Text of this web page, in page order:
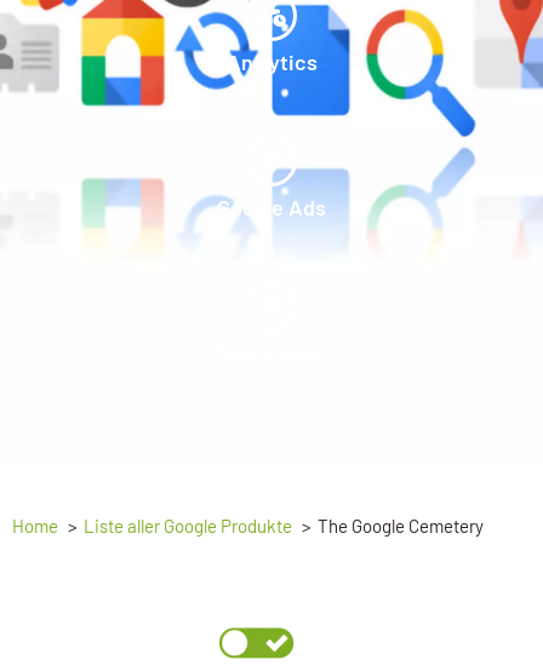
Analytics
Google Ads
Home Liste aller Google Produkte The Google Cemetery